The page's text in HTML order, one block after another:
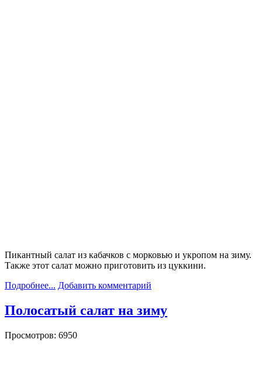
Пикантный салат из кабачков с морковью и укропом на зиму.
Также этот салат можно приготовить из цуккини.
Подробнее... Добавить комментарий
Полосатый салат на зиму
Просмотров: 6950